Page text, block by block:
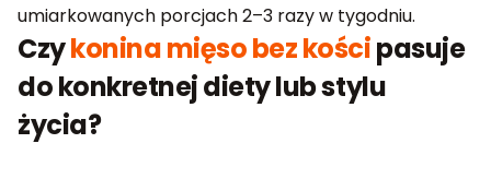
umiarkowanych porcjach 2–3 razy w tygodniu.
Czykonina mięso bez kościpasuje
do konkretnej diety lub stylu
życia?